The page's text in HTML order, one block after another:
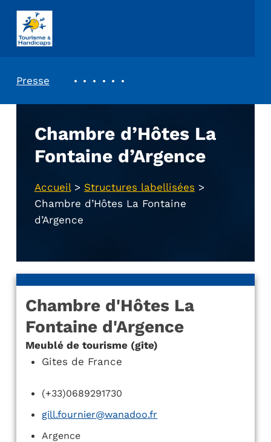
ASSOCIATION TOURISME ET HANDICAPS
Presse
Chambre d’Hôtes La
Fontaine d’Argence
Accueil> Structures labellisées >
Chambre d’Hôtes La Fontaine
d’Argence
Chambre d'Hôtes La
Fontaine d'Argence
Meublé de tourisme (gite)
Gites de France
(+33)0689291730
gill.fournier@wanadoo.fr
Argence